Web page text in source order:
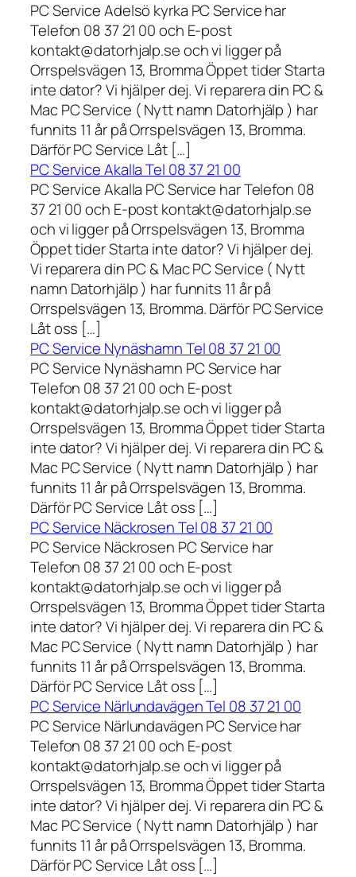
PC Service Adelsö kyrka PC Service har
Telefon 08 37 21 00 och E-post
kontakt@datorhjalp.se och vi ligger på
Orrspelsvägen 13, Bromma Öppet tider Starta
inte dator? Vi hjälper dej. Vi reparera din PC &
Mac PC Service ( Nytt namn Datorhjälp ) har
funnits 11 år på Orrspelsvägen 13, Bromma.
Därför PC Service Låt […]
PC Service Akalla Tel 08 37 21 00
PC Service Akalla PC Service har Telefon 08
37 21 00 och E-post kontakt@datorhjalp.se
och vi ligger på Orrspelsvägen 13, Bromma
Öppet tider Starta inte dator? Vi hjälper dej.
Vi reparera din PC & Mac PC Service ( Nytt
namn Datorhjälp ) har funnits 11 år på
Orrspelsvägen 13, Bromma. Därför PC Service
Låt oss […]
PC Service Nynäshamn Tel 08 37 21 00
PC Service Nynäshamn PC Service har
Telefon 08 37 21 00 och E-post
kontakt@datorhjalp.se och vi ligger på
Orrspelsvägen 13, Bromma Öppet tider Starta
inte dator? Vi hjälper dej. Vi reparera din PC &
Mac PC Service ( Nytt namn Datorhjälp ) har
funnits 11 år på Orrspelsvägen 13, Bromma.
Därför PC Service Låt oss […]
PC Service Näckrosen Tel 08 37 21 00
PC Service Näckrosen PC Service har
Telefon 08 37 21 00 och E-post
kontakt@datorhjalp.se och vi ligger på
Orrspelsvägen 13, Bromma Öppet tider Starta
inte dator? Vi hjälper dej. Vi reparera din PC &
Mac PC Service ( Nytt namn Datorhjälp ) har
funnits 11 år på Orrspelsvägen 13, Bromma.
Därför PC Service Låt oss […]
PC Service Närlundavägen Tel 08 37 21 00
PC Service Närlundavägen PC Service har
Telefon 08 37 21 00 och E-post
kontakt@datorhjalp.se och vi ligger på
Orrspelsvägen 13, Bromma Öppet tider Starta
inte dator? Vi hjälper dej. Vi reparera din PC &
Mac PC Service ( Nytt namn Datorhjälp ) har
funnits 11 år på Orrspelsvägen 13, Bromma.
Därför PC Service Låt oss […]